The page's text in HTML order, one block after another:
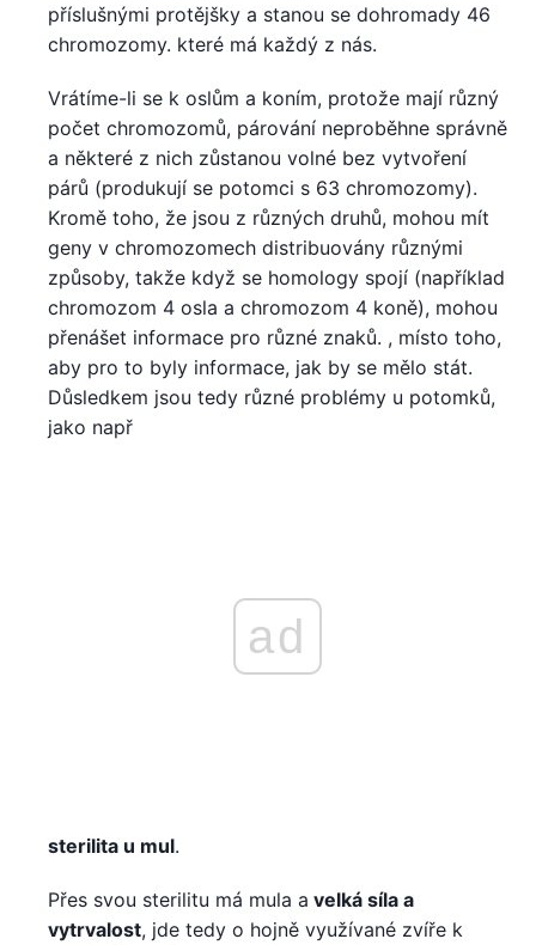
příslušnými protějšky a stanou se dohromady 46
chromozomy. které má každý z nás.
Vrátíme-li se k oslům a koním, protože mají různý
počet chromozomů, párování neproběhne správně
a některé z nich zůstanou volné bez vytvoření
párů (produkují se potomci s 63 chromozomy).
Kromě toho, že jsou z různých druhů, mohou mít
geny v chromozomech distribuovány různými
způsoby, takže když se homology spojí (například
chromozom 4 osla a chromozom 4 koně), mohou
přenášet informace pro různé znaků. , místo toho,
aby pro to byly informace, jak by se mělo stát.
Důsledkem jsou tedy různé problémy u potomků,
jako např
ad
sterilita u mul.
Přes svou sterilitu má mula a velká síla a
vytrvalost, jde tedy o hojně využívané zvíře k